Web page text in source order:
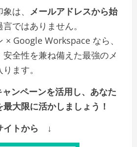
は、 メールアドレスから始
ではありません。
× Google Workspace なら、
全性を兼ね備えた最強のメ
ます。
ンペーンを活用し、あなた
大限に活かしましょう！
イトから ↓